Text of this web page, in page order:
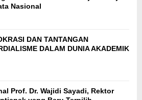
Nasional
DAN TANTANGAN
DALAM DUNIA AKADEMIK
Prof. Dr. Wajidi Sayadi, Rektor